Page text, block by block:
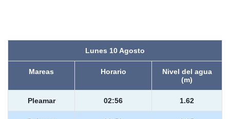
Lunes 10 Agosto
Mareas Horario
Nivel del agua
(m)
Pleamar 02:56 1.62